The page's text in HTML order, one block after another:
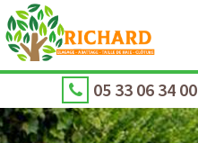
05 33 06 34 00